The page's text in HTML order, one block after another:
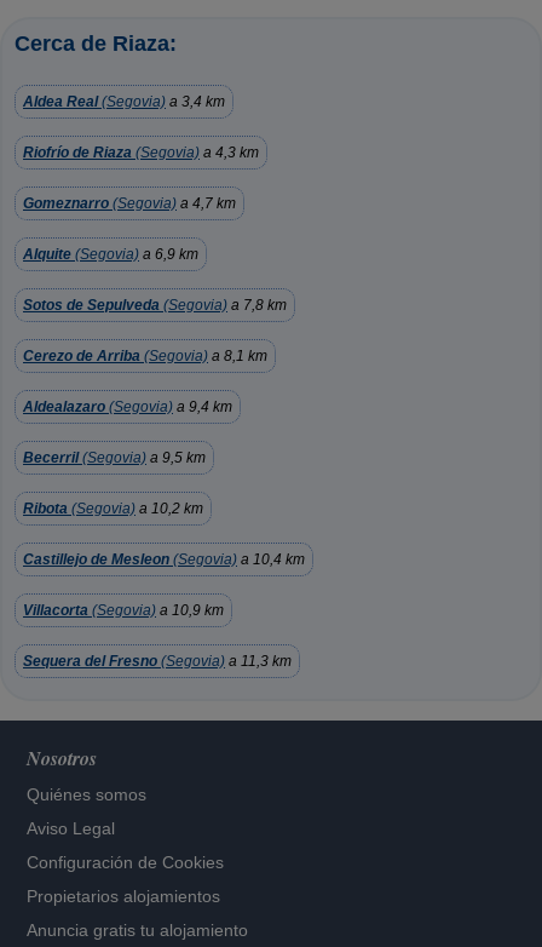
Cerca de Riaza:
Aldea Real(Segovia) a 3,4 km
Riofrío de Riaza (Segovia) a 4,3 km
Gomeznarro (Segovia) a 4,7 km
Alquite (Segovia) a 6,9 km
Sotos de Sepulveda (Segovia) a 7,8 km
Cerezo de Arriba (Segovia) a 8,1 km
Aldealazaro (Segovia) a 9,4 km
Becerril(Segovia) a 9,5 km
Ribota (Segovia) a 10,2 km
Castillejo de Mesleon (Segovia) a 10,4 km
Villacorta (Segovia) a 10,9 km
Sequera del Fresno (Segovia) a 11,3 km
Nosotros
Quiénes somos
Aviso Legal
Configuración de Cookies
Propietarios alojamientos
Anuncia gratis tu alojamiento